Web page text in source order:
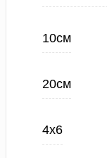
10см
20см
4х6